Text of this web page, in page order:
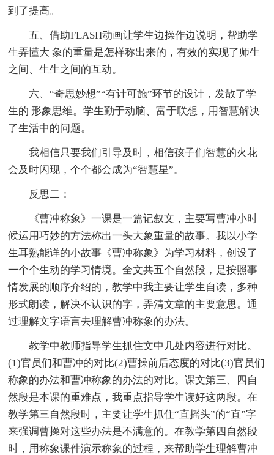
到了提高。
五、借助FLASH动画让学生边操作边说明，帮助学
生弄懂大 象的重量是怎样称出来的，有效的实现了师生
之间、生生之间的互动。
六、“奇思妙想”“有计可施”环节的设计，发散了学
生的 形象思维。学生勤于动脑、富于联想，用智慧解决
了生活中的问题。
我相信只要我们引导及时，相信孩子们智慧的火花
会及时闪现，个个都会成为“智慧星”。
反思二：
《曹冲称象》一课是一篇记叙文，主要写曹冲小时
候运用巧妙的方法称出一头大象重量的故事。我以小学
生耳熟能详的小故事《曹冲称象》为学习材料，创设了
一个个生动的学习情境。全文共五个自然段，是按照事
情发展的顺序介绍的，教学中我主要让学生自读，多种
形式朗读，解决不认识的字，弄清文章的主要意思。通
过理解文字语言去理解曹冲称象的办法。
教学中教师指导学生抓住文中几处内容进行对比。
(1)官员们和曹冲的对比(2)曹操前后态度的对比(3)官员们
称象的办法和曹冲称象的办法的对比。课文第三、四自
然段是本课的重难点，我重点指导学生读好这两段。在
教学第三自然段时，主要让学生抓住“直摇头”的“直”字
来强调曹操对这些办法是不满意的。在教学第四自然段
时，用称象课件演示称象的过程，来帮助学生理解曹冲